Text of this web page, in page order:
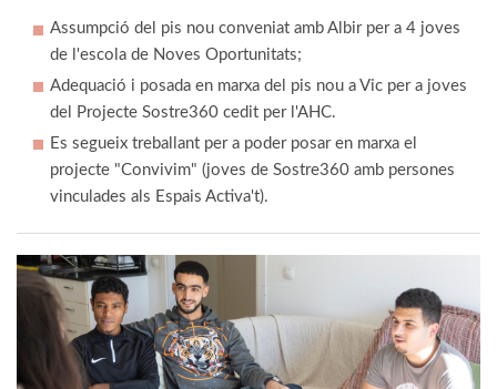
Assumpció del pis nou conveniat amb Albir per a 4 joves
de l'escola de Noves Oportunitats;
Adequació i posada en marxa del pis nou a Vic per a joves
del Projecte Sostre360 cedit per l'AHC.
Es segueix treballant per a poder posar en marxa el
projecte "Convivim" (joves de Sostre360 amb persones
vinculades als Espais Activa't).